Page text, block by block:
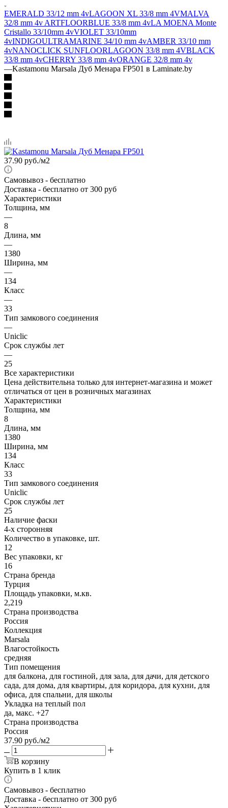
EMERALD 33/12 mm 4vLAGOON XL 33/8 mm 4VMALVA
32/8 mm 4v ARTFLOORBLUE 33/8 mm 4vLA MOENA Monte
Cristallo 33/10mm 4vVIOLET 33/10mm
4vINDIGOULTRAMARINE 34/10 mm 4vAMBER 33/10 mm
4vNANOCLICK SUNFLOORLAGOON 33/8 mm 4VBLACK
33/8 mm 4vCHERRY 33/8 mm 4vORANGE 32/8 mm 4v
—Kastamonu Marsala Дуб Менара FP501 в Laminate.by
37.90 руб./м2
Самовывоз - бесплатно
Доставка - бесплатно от 300 руб
Характеристики
Толщина, мм
—
8
Длина, мм
—
1380
Ширина, мм
—
134
Класс
—
33
Тип замкового соединения
—
Uniclic
Срок службы лет
—
25
Все характеристики
Цена действительна только для интернет-магазина и может
отличаться от цен в розничных магазинах
Характеристики
Толщина, мм
8
Длина, мм
1380
Ширина, мм
134
Класс
33
Тип замкового соединения
Uniclic
Срок службы лет
25
Наличие фаски
4-х сторонняя
Количество в упаковке, шт.
12
Вес упаковки, кг
16
Страна бренда
Турция
Площадь упаковки, м.кв.
2,219
Страна производства
Россия
Коллекция
Marsala
Влагостойкость
средняя
Тип помещения
для балкона, для гостиной, для зала, для дачи, для детского
сада, для дома, для квартиры, для коридора, для кухни, для
офиса, для спальни, для школы
Укладка на теплый пол
да, макс. +27
Страна производства
Россия
37.90 руб./м2
В корзину
Купить в 1 клик
Самовывоз - бесплатно
Доставка - бесплатно от 300 руб